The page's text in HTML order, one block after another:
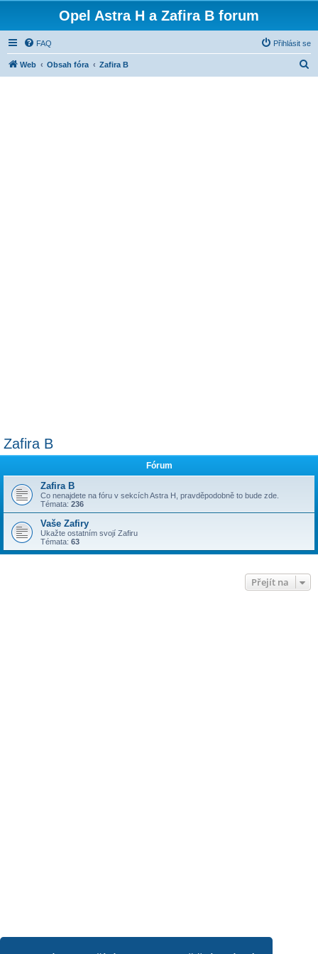
Opel Astra H a Zafira B forum
FAQ Přihlásit se
Web Obsah fóra Zafira B
Zafira B
Fórum
Zafira B
Co nenajdete na fóru v sekcích Astra H, pravděpodobně to bude zde.
Témata: 236
Vaše Zafiry
Ukažte ostatním svojí Zafiru
Témata: 63
Přejít na